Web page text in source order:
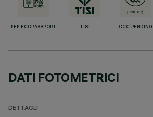
PEP ECOPASSPORT TISI CCC PENDING
DATI FOTOMETRICI
DETTAGLI